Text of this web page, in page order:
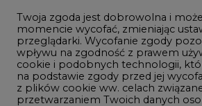
Atom
Fotowoltaika
Offshore wind
Twoja zgoda jest dobrowolna i
momencie wycofać, zmieniając
przeglądarki. Wycofanie zgody
wpływu na zgodność z prawem
cookie i podobnych technologii,
na podstawie zgody przed jej
z plików cookie ww. celach
przetwarzaniem Twoich danych